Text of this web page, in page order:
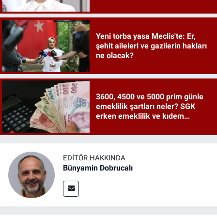
Yeni torba yasa Meclis'te: Er,
şehit aileleri ve gazilerin hakları
ne olacak?
3600, 4500 ve 5000 prim günle
emeklilik şartları neler? SGK
erken emeklilik ve kıdem
EDITÖR HAKKINDA
Bünyamin Dobrucalı